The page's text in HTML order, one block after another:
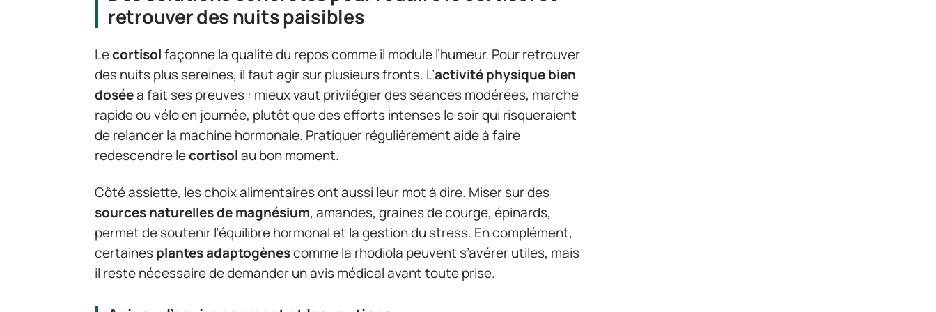
retrouver des nuits paisibles
Lecortisolfaçonne la qualité du repos comme il module l’humeur. Pour retrouver
des nuits plus sereines, il faut agir sur plusieurs fronts. L’activité physique bien
doséea fait ses preuves : mieux vaut privilégier des séances modérées, marche
rapide ou vélo en journée, plutôt que des efforts intenses le soir qui risqueraient
de relancer la machine hormonale. Pratiquer régulièrement aide à faire
redescendre lecortisolau bon moment.
Côté assiette, les choix alimentaires ont aussi leur mot à dire. Miser sur des
sources naturelles de magnésium, amandes, graines de courge, épinards,
permet de soutenir l’équilibre hormonal et la gestion du stress. En complément,
certainesplantes adaptogènescomme la rhodiola peuvent s’avérer utiles, mais
il reste nécessaire de demander un avis médical avant toute prise.